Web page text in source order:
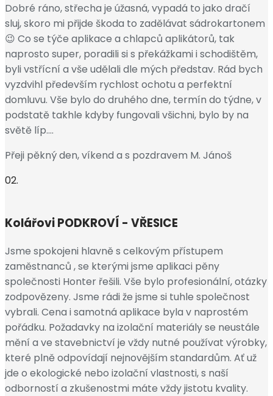
Dobré ráno, střecha je úžasná, vypadá to jako dračí
sluj, skoro mi přijde škoda to zadělávat sádrokartonem
😉 Co se týče aplikace a chlapců aplikátorů, tak
naprosto super, poradili si s překážkami i schodištěm,
byli vstřícní a vše udělali dle mých představ. Rád bych
vyzdvihl především rychlost ochotu a perfektní
domluvu. Vše bylo do druhého dne, termín do týdne, v
podstatě takhle kdyby fungovali všichni, bylo by na
světě líp….
Přeji pěkný den, víkend a s pozdravem M. Jánoš
02.
KolářoviPODKROVÍ - VŘESICE
Jsme spokojeni hlavně s celkovým přístupem
zaměstnanců , se kterými jsme aplikaci pěny
společnosti Honter řešili. Vše bylo profesionální, otázky
zodpovězeny. Jsme rádi že jsme si tuhle společnost
vybrali. Cena i samotná aplikace byla v naprostém
pořádku. Požadavky na izolační materiály se neustále
mění a ve stavebnictví je vždy nutné používat výrobky,
které plně odpovídají nejnovějším standardům. Ať už
jde o ekologické nebo izolační vlastnosti, s naší
odborností a zkušenostmi máte vždy jistotu kvality.